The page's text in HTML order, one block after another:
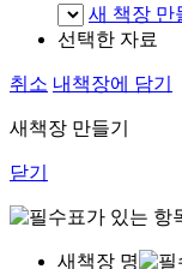
새 책장 만
선택한 자료
취소 내책장에 담기
새책장 만들기
닫기
표가 있는 항
새책장 명